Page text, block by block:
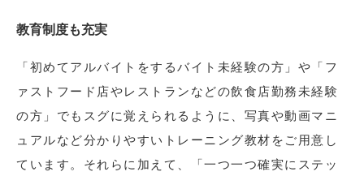
教育制度も充実
「初めてアルバイトをするバイト未経験の方」や「フ
ァストフード店やレストランなどの飲食店勤務未経験
の方」でもスグに覚えられるように、写真や動画マニ
ュアルなど分かりやすいトレーニング教材をご用意し
ています。それらに加えて、「一つ一つ確実にステッ